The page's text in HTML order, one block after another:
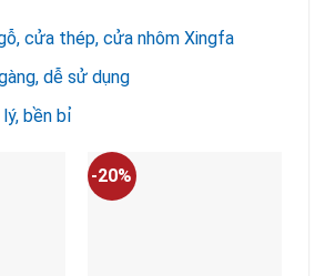
cửa thép, cửa nhôm Xingfa
dễ sử dụng
bền bỉ
-20%